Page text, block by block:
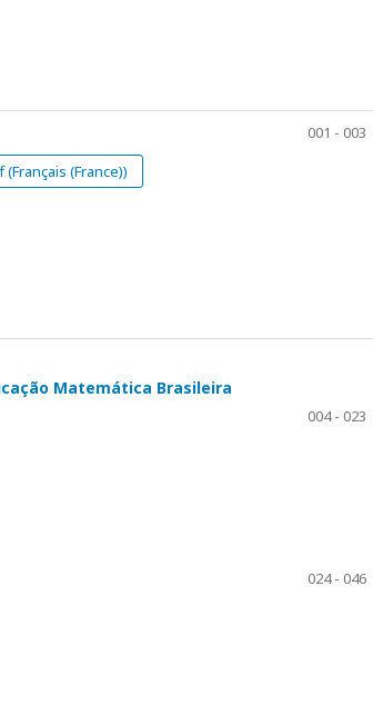
001 - 003
(Français (France))
Matemática Brasileira
004 - 023
024 - 046